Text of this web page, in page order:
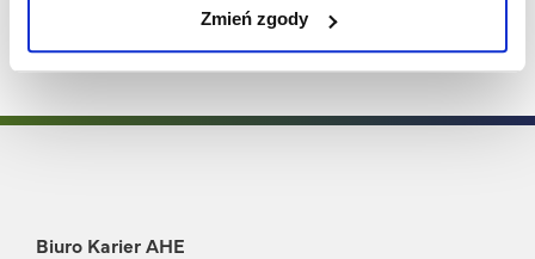
Zmień zgody
Biuro Karier AHE